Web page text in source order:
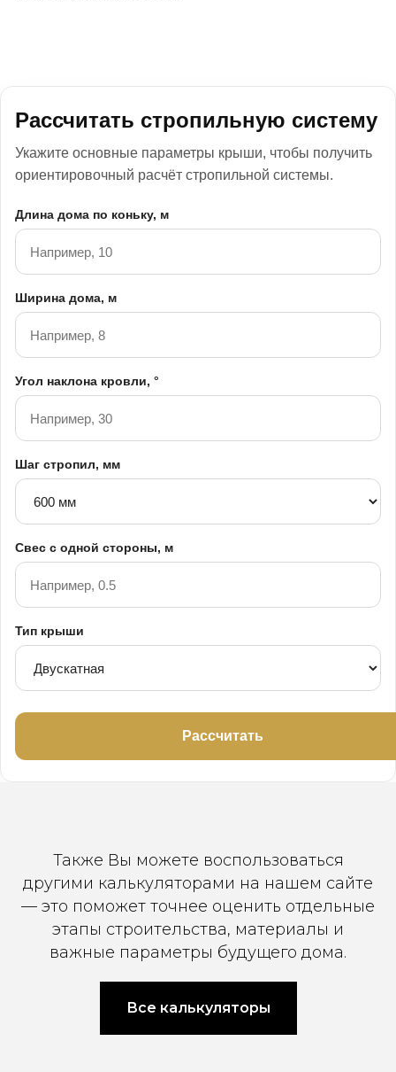
Рассчитать стропильную систему
Укажите основные параметры крыши, чтобы получить
ориентировочный расчёт стропильной системы.
Длина дома по коньку, м
Ширина дома, м
Угол наклона кровли, °
Шаг стропил, мм
Свес с одной стороны, м
Тип крыши
Рассчитать
Также Вы можете воспользоваться
другими калькуляторами на нашем сайте
— это поможет точнее оценить отдельные
этапы строительства, материалы и
важные параметры будущего дома.
Все калькуляторы